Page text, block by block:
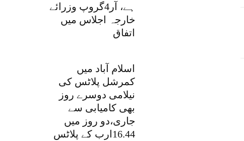
ہے، آر4گروپ وزرائے
خارجہ اجلاس میں
اتفاق
اسلام آباد میں
کمرشل پلاٹس کی
نیلامی دوسرے روز
بھی کامیابی سے
جاری،دو روز میں
16.44ارب کے پلاٹس